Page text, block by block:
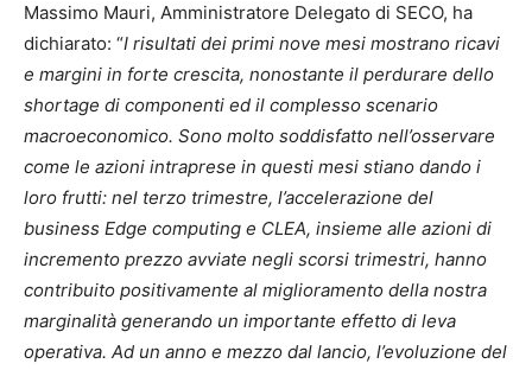
Massimo Mauri, Amministratore Delegato di SECO, ha
dichiarato: “I risultati dei primi nove mesi mostrano ricavi
e margini in forte crescita, nonostante il perdurare dello
shortage di componenti ed il complesso scenario
macroeconomico. Sono molto soddisfatto nell’osservare
come le azioni intraprese in questi mesi stiano dando i
loro frutti: nel terzo trimestre, l’accelerazione del
business Edge computing e CLEA, insieme alle azioni di
incremento prezzo avviate negli scorsi trimestri, hanno
contribuito positivamente al miglioramento della nostra
marginalità generando un importante effetto di leva
operativa. Ad un anno e mezzo dal lancio, l’evoluzione del